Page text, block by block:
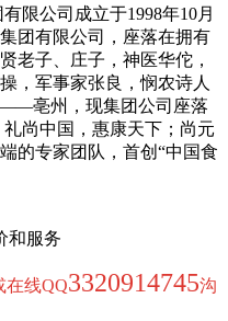
限公司成立于1998年10月
团有限公司，座落在拥有
老子、庄子，神医华佗，
，军事家张良，悯农诗人
亳州，现集团公司座落
尚中国，惠康天下；尚元
的专家团队，首创“中国食
和服务
在线QQ3320914745沟